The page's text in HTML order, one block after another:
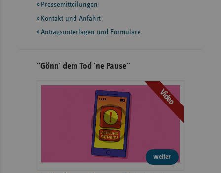
weiteren
Informationen
Pressemitteilungen
Kontakt und Anfahrt
Antragsunterlagen und Formulare
''Gönn' dem Tod 'ne Pause''
Video
weiter